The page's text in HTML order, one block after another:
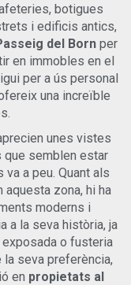
nivell de confort i
a la
arquitectura
de vida
encant,
essencials
amb
facilitant
abans que
se
el preu del
del Lloguer de
maig, sobre el
botigues
i edificis antics,
del Bornper
en immobles en el
per a ús personal
una increïble
unes vistes
que semblen estar
a peu. Quant als
zona, hi ha
moderns i
a la seva història, ja
o fusteria
seva preferència,
en propietats al